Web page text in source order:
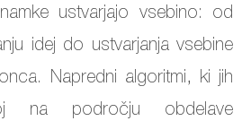
ustvarjajo vsebino: od
idej do ustvarjanja vsebine
Napredni algoritmi, ki jih
na področju obdelave